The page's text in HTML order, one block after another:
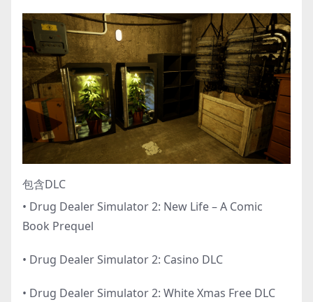
包含DLC
• Drug Dealer Simulator 2: New Life – A Comic
Book Prequel
• Drug Dealer Simulator 2: Casino DLC
• Drug Dealer Simulator 2: White Xmas Free DLC